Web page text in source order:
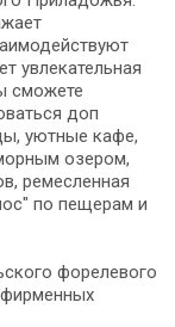
увлекательная
сможете
доп
уютные кафе,
озером,
ремесленная
по пещерам и
форелевого